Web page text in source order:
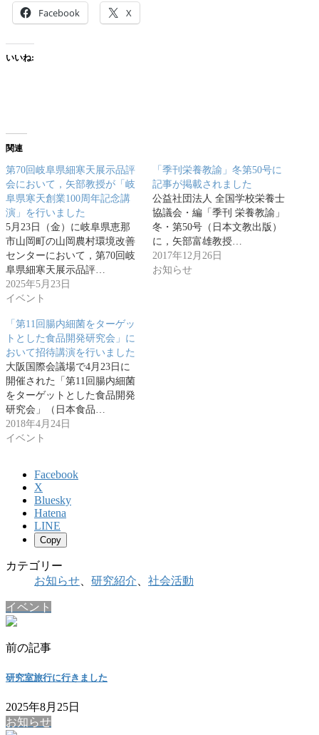
Facebook X
いいね:
関連
第70回岐阜県細寒天展示品評
会において，矢部教授が「岐
阜県寒天創業100周年記念講
演」を行いました
5月23日（金）に岐阜県恵那
市山岡町の山岡農村環境改善
センターにおいて，第70回岐
阜県細寒天展示品評…
2025年5月23日
イベント
「季刊栄養教諭」冬第50号に
記事が掲載されました
公益社団法人 全国学校栄養士
協議会・編「季刊 栄養教諭」
冬・第50号（日本文教出版）
に，矢部富雄教授…
2017年12月26日
お知らせ
「第11回腸内細菌をターゲッ
トとした食品開発研究会」に
おいて招待講演を行いました
大阪国際会議場で4月23日に
開催された「第11回腸内細菌
をターゲットとした食品開発
研究会」（日本食品…
2018年4月24日
イベント
Facebook
X
Bluesky
Hatena
LINE
Copy
カテゴリー
お知らせ
研究紹介 社会活動
イベント
前の記事
研究室旅行に行きました
2025年8月25日
お知らせ